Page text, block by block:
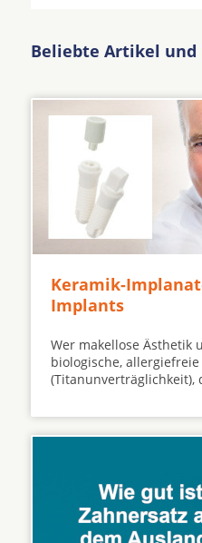
Beliebte Artikel und
Keramik-
Implants
Wer makellose Ästhetik
biologische,
(Titanunverträglichkeit),